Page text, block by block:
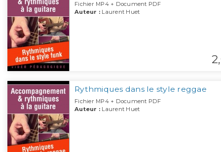
Fichier MP4 + Document PDF
Auteur : Laurent Huet
2,
Rythmiques dans le style reggae
Fichier MP4 + Document PDF
Auteur : Laurent Huet